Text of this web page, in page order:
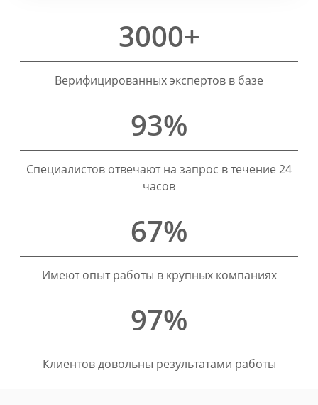
3000+
Верифицированных экспертов в базе
93%
Специалистов отвечают на запрос в течение 24
часов
67%
Имеют опыт работы в крупных компаниях
97%
Клиентов довольны результатами работы